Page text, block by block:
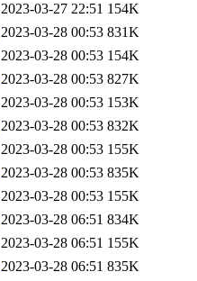
2023-03-27 22:51 154K
2023-03-28 00:53 831K
2023-03-28 00:53 154K
2023-03-28 00:53 827K
2023-03-28 00:53 153K
2023-03-28 00:53 832K
2023-03-28 00:53 155K
2023-03-28 00:53 835K
2023-03-28 00:53 155K
2023-03-28 06:51 834K
2023-03-28 06:51 155K
2023-03-28 06:51 835K